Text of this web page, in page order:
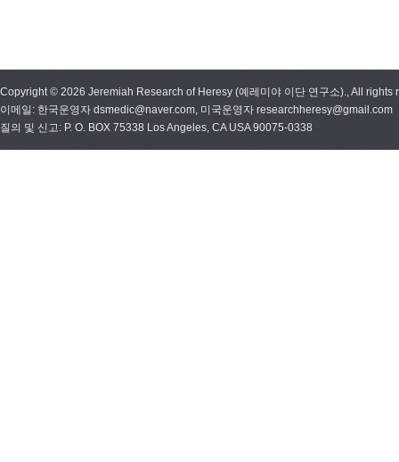
Copyright © 2026 Jeremiah Research of Heresy (예레미야 이단 연구소)., All rights
이메일: 한국운영자 dsmedic@naver.com, 미국운영자 researchheresy@gmail.com
질의 및 신고: P. O. BOX 75338 Los Angeles, CA USA 90075-0338